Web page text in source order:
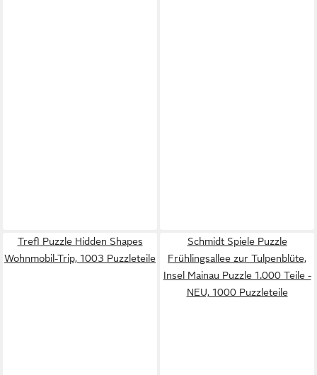
Trefl Puzzle Hidden Shapes
Wohnmobil-Trip, 1003 Puzzleteile
Schmidt Spiele Puzzle
Frühlingsallee zur Tulpenblüte,
Insel Mainau Puzzle 1.000 Teile -
NEU, 1000 Puzzleteile